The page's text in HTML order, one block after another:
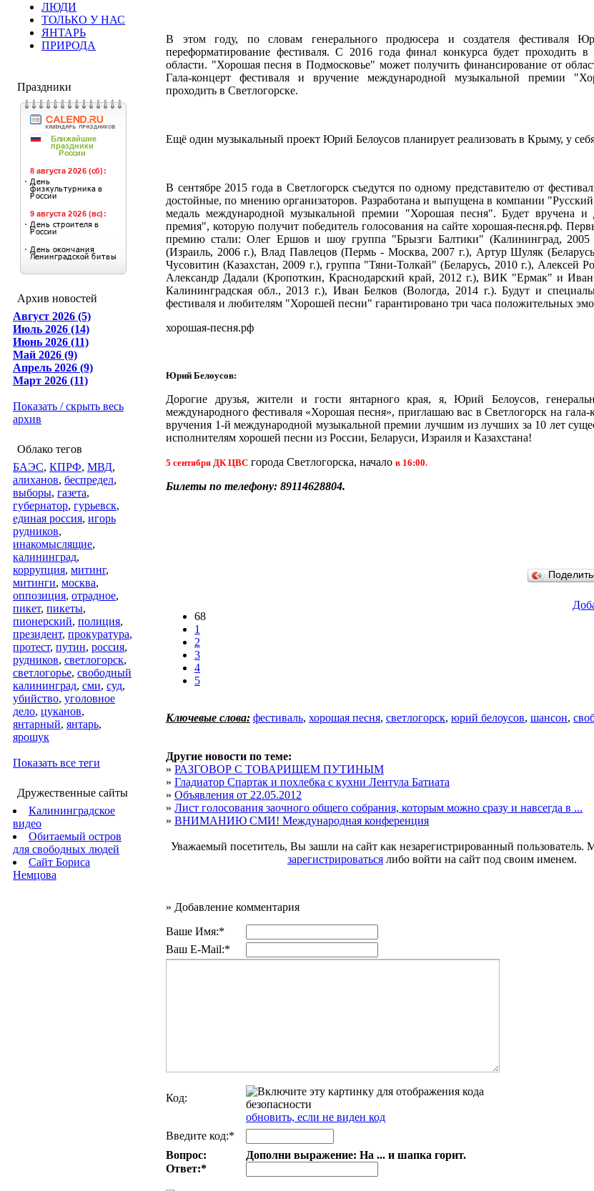
ЛЮДИ
ТОЛЬКО У НАС
ЯНТАРЬ
ПРИРОДА
Праздники
Архив новостей
Август 2026 (5)
Июль 2026 (14)
Июнь 2026 (11)
Май 2026 (9)
Апрель 2026 (9)
Март 2026 (11)
Показать / скрыть весь
архив
Облако тегов
БАЭС, КПРФ, МВД,
алиханов, беспредел,
выборы, газета,
губернатор, гурьевск,
единая россия, игорь
рудников,
инакомыслящие,
калининград,
коррупция, митинг,
митинги, москва,
оппозиция, отрадное,
пикет, пикеты,
пионерский, полиция,
президент, прокуратура,
протест, путин, россия,
рудников, светлогорск,
светлогорье, свободный
калининград, сми, суд,
убийство, уголовное
дело, цуканов,
янтарный, янтарь,
ярошук
Показать все теги
Дружественные сайты
Калининградское
видео
Обитаемый остров
для свободных людей
Сайт Бориса
Немцова
В этом году, по словам генерального продюсера и создателя фестиваля
переформатирование фестиваля. С 2016 года финал конкурса будет проходить в
области. "Хорошая песня в Подмосковье" может получить финансирование от
Гала-концерт фестиваля и вручение международной музыкальной премии
проходить в Светлогорске.
Ещё один музыкальный проект Юрий Белоусов планирует реализовать в Крыму, у
В сентябре 2015 года в Светлогорск съедутся по одному представителю от
достойные, по мнению организаторов. Разработана и выпущена в компании "Русский
медаль международной музыкальной премии "Хорошая песня". Будет вручена и
премия", которую получит победитель голосования на сайте хорошая-песня.рф.
премию стали: Олег Ершов и шоу группа "Брызги Балтики" (Калининград, 2005
(Израиль, 2006 г.), Влад Павлецов (Пермь - Москва, 2007 г.), Артур Шуляк
Чусовитин (Казахстан, 2009 г.), группа "Тяни-Толкай" (Беларусь, 2010 г.), Алексей
Александр Дадали (Кропоткин, Краснодарский край, 2012 г.), ВИК "Ермак" и
Калининградская обл., 2013 г.), Иван Белков (Вологда, 2014 г.). Будут и
фестиваля и любителям "Хорошей песни" гарантировано три часа положительных
хорошая-песня.рф
Юрий Белоусов:
Дорогие друзья, жители и гости янтарного края, я, Юрий Белоусов,
международного фестиваля «Хорошая песня», приглашаю вас в Светлогорск на
вручения 1-й международной музыкальной премии лучшим из лучших за 10 лет
исполнителям хорошей песни из России, Беларуси, Израиля и Казахстана!
5 сентября ДК ЦВС города Светлогорска, начало в 16:00.
Билеты по телефону: 89114628804.
68
1
2
3
4
5
Ключевые слова: фестиваль, хорошая песня, светлогорск, юрий белоусов, шансон,
Другие новости по теме:
» РАЗГОВОР С ТОВАРИЩЕМ ПУТИНЫМ
» Гладиатор Спартак и похлебка с кухни Лентула Батиата
» Объявления от 22.05.2012
» Лист голосования заочного общего собрания, которым можно сразу и навсегда в ...
» ВНИМАНИЮ СМИ! Международная конференция
Уважаемый посетитель, Вы зашли на сайт как незарегистрированный
зарегистрироваться либо войти на сайт под своим именем.
» Добавление комментария
Ваше Имя:*
Ваш E-Mail:*
Код:
обновить, если не виден код
Введите код:*
Вопрос:
Дополни выражение: На ... и шапка горит.
Ответ:*